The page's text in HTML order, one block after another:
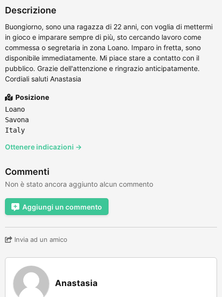
Descrizione
Buongiorno, sono una ragazza di 22 anni, con voglia di mettermi
in gioco e imparare sempre di più, sto cercando lavoro come
commessa o segretaria in zona Loano. Imparo in fretta, sono
disponibile immediatamente. Mi piace stare a contatto con il
pubblico. Grazie dell'attenzione e ringrazio anticipatamente.
Cordiali saluti Anastasia
Posizione
Loano
Savona
Italy
Ottenere indicazioni →
Commenti
Non è stato ancora aggiunto alcun commento
Aggiungi un commento
Invia ad un amico
Anastasia